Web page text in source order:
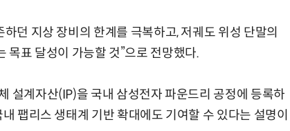
던 지상 장비의 한계를 극복하고, 저궤도 위성 단말의
표 달성이 가능할 것”으로 전망했다.
설계자산(IP)을 국내 삼성전자 파운드리 공정에 등록하
팹리스 생태계 기반 확대에도 기여할 수 있다는 설명이